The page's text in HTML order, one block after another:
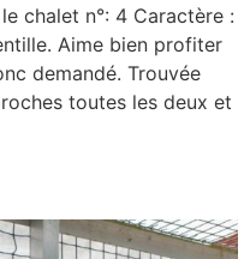
chalet n°: 4 Caractère :
Aime bien profiter
demandé. Trouvée
toutes les deux et